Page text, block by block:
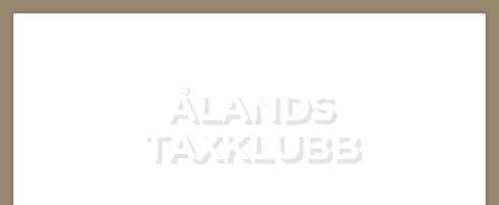
ÅLANDS
TAXKLUBB